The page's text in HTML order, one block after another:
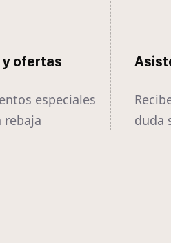
y ofertas
especiales
rebaja
duda